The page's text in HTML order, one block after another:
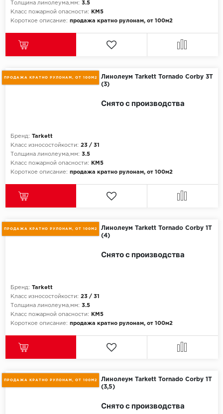
Толщина линолеума,мм: 3.5
Класс пожарной опасности:
КМ5
Короткое описание: продажа кратно рулонам, от 100м2
ПРОДАЖА КРАТНО РУЛОНАМ, ОТ 100М2
Линолеум Tarkett Tornado Corby 3T
(3)
Бренд: Tarkett
Класс износостойкости: 23 / 31
Толщина линолеума,мм: 3.5
Класс пожарной опасности:
КМ5
Короткое описание: продажа кратно рулонам, от 100м2
Снято с производства
ПРОДАЖА КРАТНО РУЛОНАМ, ОТ 100М2
Линолеум Tarkett Tornado Corby 1T
(4)
Бренд: Tarkett
Класс износостойкости: 23 / 31
Толщина линолеума,мм: 3.5
Класс пожарной опасности:
КМ5
Короткое описание: продажа кратно рулонам, от 100м2
Снято с производства
ПРОДАЖА КРАТНО РУЛОНАМ, ОТ 100М2
Линолеум Tarkett Tornado Corby 1T
(3,5)
Снято с производства